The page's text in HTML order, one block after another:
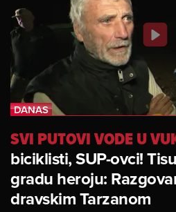
SVI PUTOVI VODE U
biciklisti, SUP-ovci!
gradu heroju:
dravskim Tarzanom